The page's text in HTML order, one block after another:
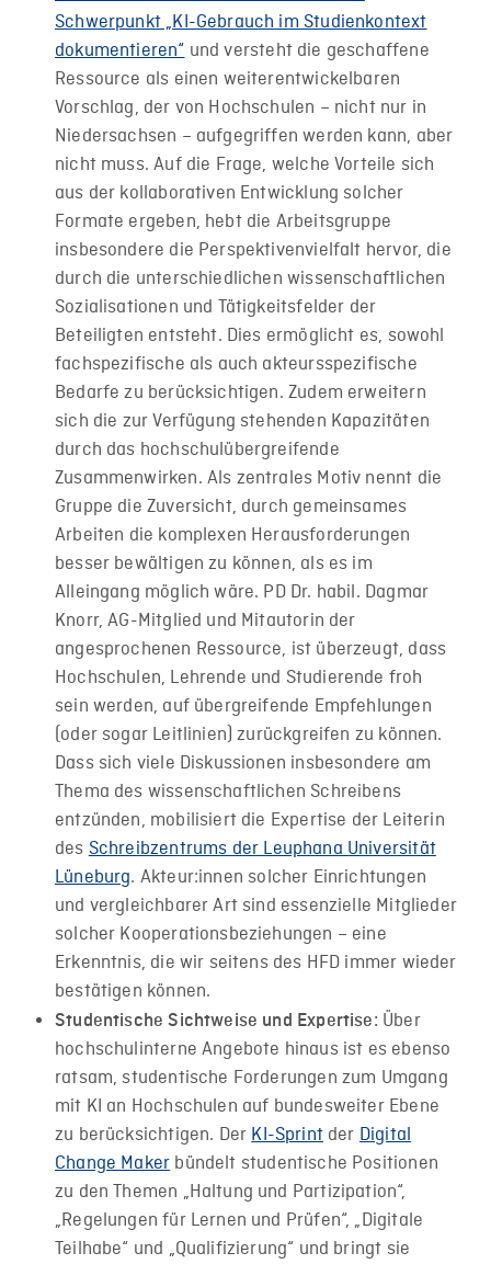
Schwerpunkt „KI-Gebrauch im Studienkontext
dokumentieren“ und versteht die geschaffene
Ressource als einen weiterentwickelbaren
Vorschlag, der von Hochschulen – nicht nur in
Niedersachsen – aufgegriffen werden kann, aber
nicht muss. Auf die Frage, welche Vorteile sich
aus der kollaborativen Entwicklung solcher
Formate ergeben, hebt die Arbeitsgruppe
insbesondere die Perspektivenvielfalt hervor, die
durch die unterschiedlichen wissenschaftlichen
Sozialisationen und Tätigkeitsfelder der
Beteiligten entsteht. Dies ermöglicht es, sowohl
fachspezifische als auch akteursspezifische
Bedarfe zu berücksichtigen. Zudem erweitern
sich die zur Verfügung stehenden Kapazitäten
durch das hochschulübergreifende
Zusammenwirken. Als zentrales Motiv nennt die
Gruppe die Zuversicht, durch gemeinsames
Arbeiten die komplexen Herausforderungen
besser bewältigen zu können, als es im
Alleingang möglich wäre. PD Dr. habil. Dagmar
Knorr, AG-Mitglied und Mitautorin der
angesprochenen Ressource, ist überzeugt, dass
Hochschulen, Lehrende und Studierende froh
sein werden, auf übergreifende Empfehlungen
(oder sogar Leitlinien) zurückgreifen zu können.
Dass sich viele Diskussionen insbesondere am
Thema des wissenschaftlichen Schreibens
entzünden, mobilisiert die Expertise der Leiterin
des Schreibzentrums der Leuphana Universität
Lüneburg. Akteur:innen solcher Einrichtungen
und vergleichbarer Art sind essenzielle Mitglieder
solcher Kooperationsbeziehungen – eine
Erkenntnis, die wir seitens des HFD immer wieder
bestätigen können.
Studentische Sichtweise und Expertise:Über
hochschulinterne Angebote hinaus ist es ebenso
ratsam, studentische Forderungen zum Umgang
mit KI an Hochschulen auf bundesweiter Ebene
zu berücksichtigen. Der KI-Sprintder Digital
Change Maker bündelt studentische Positionen
zu den Themen „Haltung und Partizipation“,
„Regelungen für Lernen und Prüfen“, „Digitale
Teilhabe“ und „Qualifizierung“ und bringt sie